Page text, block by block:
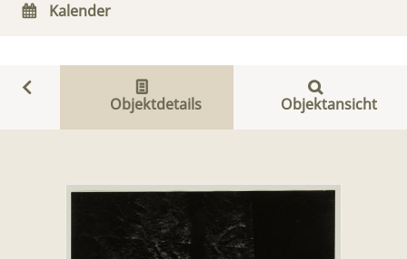
Kalender
Objektdetails Objektansicht